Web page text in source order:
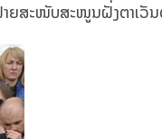
າຍສະໜັບສະໜູນຝັ່ງຕາເວັ